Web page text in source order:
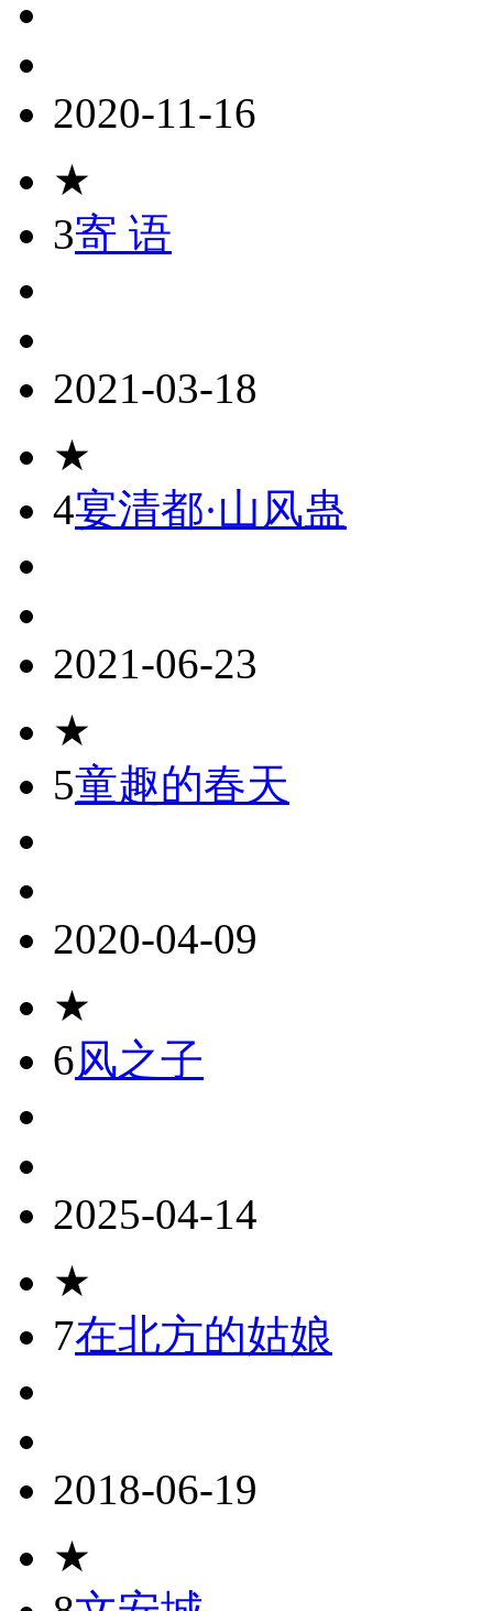
2020-11-16
★
3寄 语
2021-03-18
★
4宴清都·山风蛊
2021-06-23
★
5童趣的春天
2020-04-09
★
6风之子
2025-04-14
★
7在北方的姑娘
2018-06-19
★